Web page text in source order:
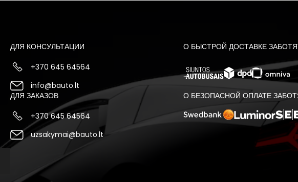
ДЛЯ КОНСУЛЬТАЦИИ
+370 645 64564
info@bauto.lt
ДЛЯ ЗАКАЗОВ
+370 645 64564
uzsakymai@bauto.lt
О БЫСТРОЙ ДОСТАВКЕ
О БЕЗОПАСНОЙ ОПЛАТЕ